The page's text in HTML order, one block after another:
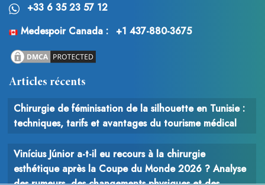
+33 6 35 23 57 12
Medespoir Canada :
+1 437-880-3675
Articles récents
Chirurgie de féminisation de la silhouette en Tunisie :
techniques, tarifs et avantages du tourisme médical
Vinícius Júnior a-t-il eu recours à la chirurgie
esthétique après la Coupe du Monde 2026 ? Analyse